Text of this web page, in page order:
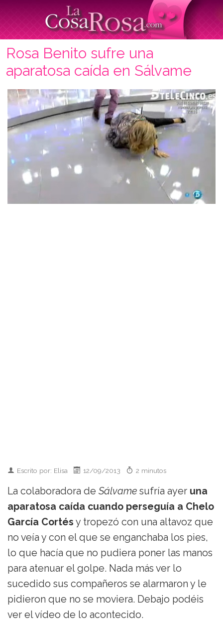
Rosa Benito sufre una
aparatosa caída en Sálvame
Escrito por: Elisa 12/09/2013 2 minutos
La colaboradora de Sálvame sufría ayer una
aparatosa caída cuando perseguía a Chelo
García Cortés y tropezó con una altavoz que
no veía y con el que se enganchaba los pies,
lo que hacía que no pudiera poner las manos
para atenuar el golpe. Nada más ver lo
sucedido sus compañeros se alarmaron y le
pidieron que no se moviera. Debajo podéis
ver el vídeo de lo acontecido.